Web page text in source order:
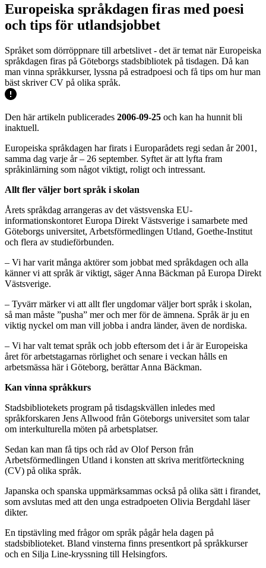
Europeiska språkdagen firas med poesi
och tips för utlandsjobbet
Språket som dörröppnare till arbetslivet - det är temat när Europeiska
språkdagen firas på Göteborgs stadsbibliotek på tisdagen. Då kan
man vinna språkkurser, lyssna på estradpoesi och få tips om hur man
bäst skriver CV på olika språk.
Den här artikeln publicerades 2006-09-25 och kan ha hunnit bli
inaktuell.
Europeiska språkdagen har firats i Europarådets regi sedan år 2001,
samma dag varje år – 26 september. Syftet är att lyfta fram
språkinlärning som något viktigt, roligt och intressant.
Allt fler väljer bort språk i skolan
Årets språkdag arrangeras av det västsvenska EU-
informationskontoret Europa Direkt Västsverige i samarbete med
Göteborgs universitet, Arbetsförmedlingen Utland, Goethe-Institut
och flera av studieförbunden.
– Vi har varit många aktörer som jobbat med språkdagen och alla
känner vi att språk är viktigt, säger Anna Bäckman på Europa Direkt
Västsverige.
– Tyvärr märker vi att allt fler ungdomar väljer bort språk i skolan,
så man måste ”pusha” mer och mer för de ämnena. Språk är ju en
viktig nyckel om man vill jobba i andra länder, även de nordiska.
– Vi har valt temat språk och jobb eftersom det i år är Europeiska
året för arbetstagarnas rörlighet och senare i veckan hålls en
arbetsmässa här i Göteborg, berättar Anna Bäckman.
Kan vinna språkkurs
Stadsbibliotekets program på tisdagskvällen inledes med
språkforskaren Jens Allwood från Göteborgs universitet som talar
om interkulturella möten på arbetsplatser.
Sedan kan man få tips och råd av Olof Person från
Arbetsförmedlingen Utland i konsten att skriva meritförteckning
(CV) på olika språk.
Japanska och spanska uppmärksammas också på olika sätt i firandet,
som avslutas med att den unga estradpoeten Olivia Bergdahl läser
dikter.
En tipstävling med frågor om språk pågår hela dagen på
stadsbiblioteket. Bland vinsterna finns presentkort på språkkurser
och en Silja Line-kryssning till Helsingfors.